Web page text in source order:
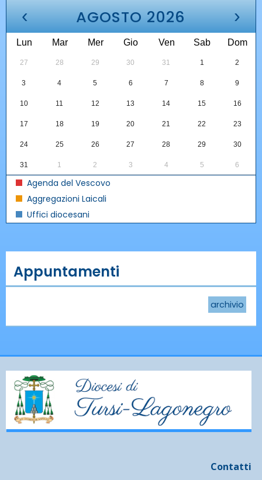
‹ AGOSTO 2026 ›
Lun Mar Mer Gio Ven Sab Dom
27 28 29 30 31 1 2
3 4 5 6 7 8 9
10 11 12 13 14 15 16
17 18 19 20 21 22 23
24 25 26 27 28 29 30
31 1 2 3 4 5 6
Agenda del Vescovo
Aggregazioni Laicali
Uffici diocesani
Appuntamenti
archivio
Contatti